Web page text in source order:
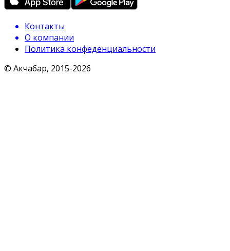
Контакты
О компании
Политика конфеденциальности
© Акчабар, 2015-2026